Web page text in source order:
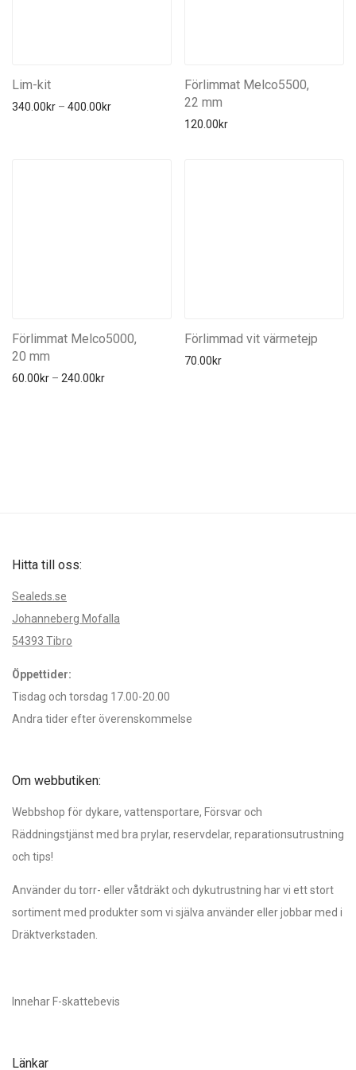
Lim-kit
340.00kr – 400.00krPrisintervall: 340.00kr till 400.00kr
Förlimmat Melco5500,
22 mm
120.00kr
Förlimmat Melco5000,
20 mm
60.00kr – 240.00krPrisintervall: 60.00kr till 240.00kr
Förlimmad vit värmetejp
70.00kr
Hitta till oss:
Sealeds.se
Johanneberg Mofalla
54393 Tibro
Öppettider:
Tisdag och torsdag 17.00-20.00
Andra tider efter överenskommelse
Om webbutiken:
Webbshop för dykare, vattensportare, Försvar och
Räddningstjänst med bra prylar, reservdelar, reparationsutrustning
och tips!
Använder du torr- eller våtdräkt och dykutrustning har vi ett stort
sortiment med produkter som vi själva använder eller jobbar med i
Dräktverkstaden.
Innehar F-skattebevis
Länkar